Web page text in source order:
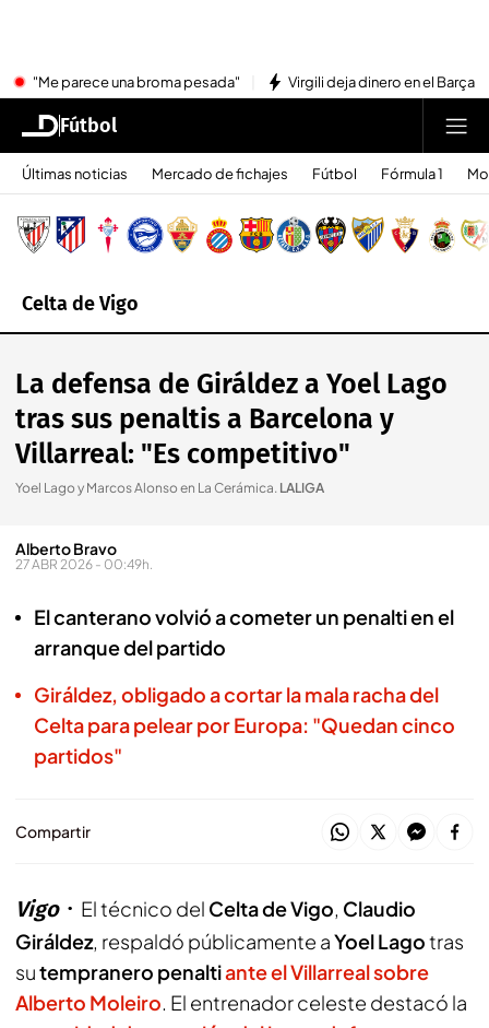
"Me parece una broma pesada" Virgili deja dinero en el Barça
Fútbol
Últimas noticias Mercado de fichajes Fútbol Fórmula 1
Celta de Vigo
La defensa de Giráldez a Yoel Lago
tras sus penaltis a Barcelona y
Villarreal: "Es competitivo"
Yoel Lago y Marcos Alonso en La Cerámica. LALIGA
Alberto Bravo
27 ABR 2026 - 00:49h.
El canterano volvió a cometer un penalti en el
arranque del partido
Giráldez, obligado a cortar la mala racha del
Celta para pelear por Europa: "Quedan cinco
partidos"
Compartir
Vigo El técnico del Celta de Vigo, Claudio
Giráldez, respaldó públicamente aYoel Lagotras
sutempranero penaltiante el Villarreal sobre
Alberto Moleiro. El entrenador celeste destacó la